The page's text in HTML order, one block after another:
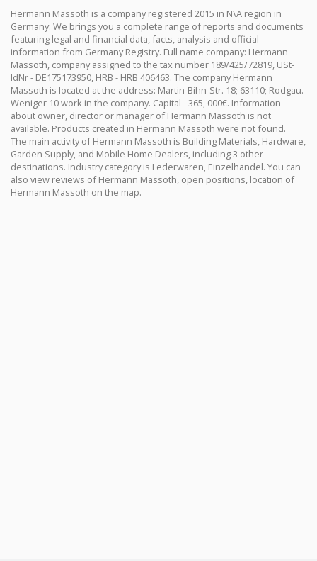
Hermann Massoth is a company registered 2015 in N\A region in
Germany. We brings you a complete range of reports and documents
featuring legal and financial data, facts, analysis and official
information from Germany Registry. Full name company: Hermann
Massoth, company assigned to the tax number 189/425/72819, USt-
IdNr - DE175173950, HRB - HRB 406463. The company Hermann
Massoth is located at the address: Martin-Bihn-Str. 18; 63110; Rodgau.
Weniger 10 work in the company. Capital - 365, 000€. Information
about owner, director or manager of Hermann Massoth is not
available. Products created in Hermann Massoth were not found.
The main activity of Hermann Massoth is Building Materials, Hardware,
Garden Supply, and Mobile Home Dealers, including 3 other
destinations. Industry category is Lederwaren, Einzelhandel. You can
also view reviews of Hermann Massoth, open positions, location of
Hermann Massoth on the map.